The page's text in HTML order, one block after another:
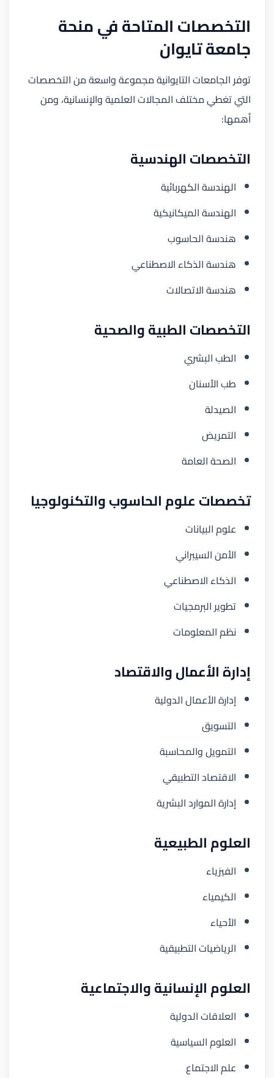
التخصصات المتاحة في منحة
جامعة تايوان
توفر الجامعات التايوانية مجموعة واسعة من التخصصات
التي تغطي مختلف المجالات العلمية والإنسانية، ومن
أهمها:
التخصصات الهندسية
الهندسة الكهربائية
الهندسة الميكانيكية
هندسة الحاسوب
هندسة الذكاء الاصطناعي
هندسة الاتصالات
التخصصات الطبية والصحية
الطب البشري
طب الأسنان
الصيدلة
التمريض
الصحة العامة
تخصصات علوم الحاسوب والتكنولوجيا
علوم البيانات
الأمن السيبراني
الذكاء الاصطناعي
تطوير البرمجيات
نظم المعلومات
إدارة الأعمال والاقتصاد
إدارة الأعمال الدولية
التسويق
التمويل والمحاسبة
الاقتصاد التطبيقي
إدارة الموارد البشرية
العلوم الطبيعية
الفيزياء
الكيمياء
الأحياء
الرياضيات التطبيقية
العلوم الإنسانية والاجتماعية
العلاقات الدولية
العلوم السياسية
علم الاجتماع